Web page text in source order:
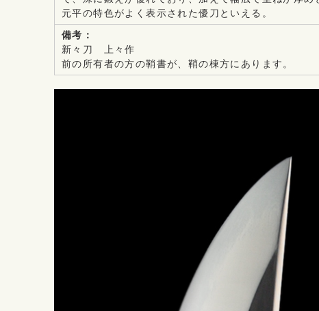
元平の特色がよく表示された優刀といえる。
備考：
新々刀 上々作
前の所有者の方の鞘書が、鞘の棟方にあります。